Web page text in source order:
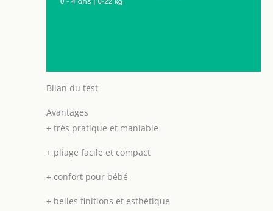
Bilan du test
Avantages
+ très pratique et maniable
+ pliage facile et compact
+ confort pour bébé
+ belles finitions et esthétique